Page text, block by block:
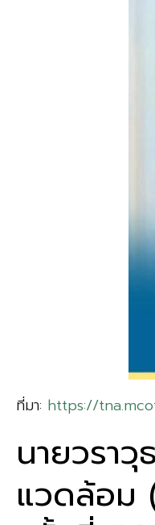
ที่มา: https://
นายวรา
แวดล้อม